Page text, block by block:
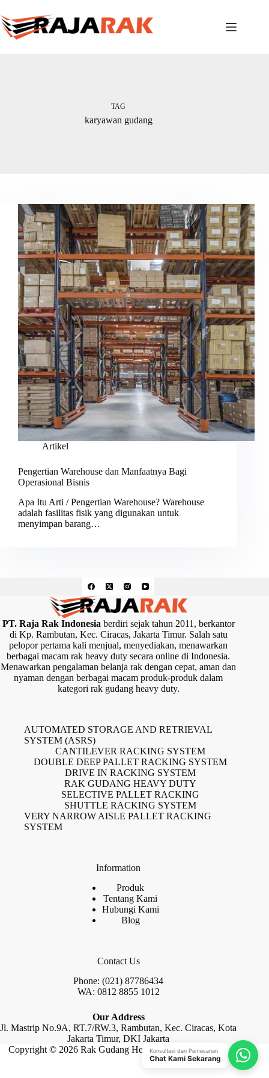
to
content
TAG
karyawan gudang
Artikel
Pengertian Warehouse dan Manfaatnya Bagi
Operasional Bisnis
Apa Itu Arti / Pengertian Warehouse? Warehouse
adalah fasilitas fisik yang digunakan untuk
menyimpan barang…
PT. Raja Rak Indonesiaberdiri sejak tahun 2011, berkantor
di Kp. Rambutan, Kec. Ciracas, Jakarta Timur. Salah satu
pelopor pertama kali menjual, menyediakan, menawarkan
berbagai macam rak heavy duty secara online di Indonesia.
Menawarkan pengalaman belanja rak dengan cepat, aman dan
nyaman dengan berbagai macam produk-produk dalam
kategori rak gudang heavy duty.
AUTOMATED STORAGE AND RETRIEVAL
SYSTEM (ASRS)
CANTILEVER RACKING SYSTEM
DOUBLE DEEP PALLET RACKING SYSTEM
DRIVE IN RACKING SYSTEM
RAK GUDANG HEAVY DUTY
SELECTIVE PALLET RACKING
SHUTTLE RACKING SYSTEM
VERY NARROW AISLE PALLET RACKING
SYSTEM
Information
Produk
Tentang Kami
Hubungi Kami
Blog
Contact Us
Phone: (021) 87786434
WA: 0812 8855 1012
Our Address
Jl. Mastrip No.9A, RT.7/RW.3, Rambutan, Kec. Ciracas, Kota
Jakarta Timur, DKI Jakarta
Copyright © 2026 Rak Gudang Heayy Duty by Raja Rak
Konsultasi dan Pemesanan
Chat Kami Sekarang